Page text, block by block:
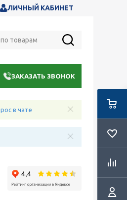
ЛИЧНЫЙ КАБИНЕТ
ЗАКАЗАТЬ ЗВОНОК
в чате